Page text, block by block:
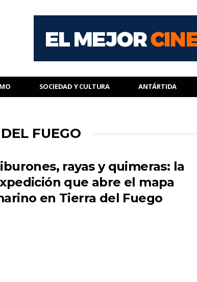
SOCIEDAD Y CULTURA ANTÁRTIDA
FUEGO
rayas y quimeras: la
que abre el mapa
en Tierra del Fuego